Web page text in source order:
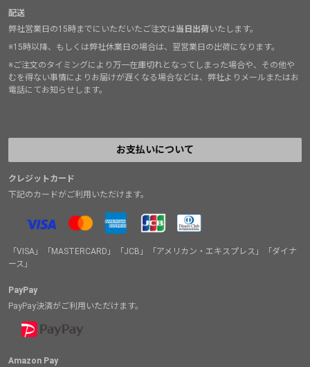
配送
弊社営業日の15時までにいただいたご注文は当日出荷いたします。
※15時以降、もしくは弊社休業日の場合は、翌営業日の出荷になります。
※ご注文のタイミングにより万一在庫切れとなってしまった場合や、その他や
むを得ない事情によりお届けが遅くなる場合などは、弊社よりメールまたはお
電話にてお知らせします。
お支払いについて
クレジットカード
下記のカードがご利用いただけます。
「VISA」「MASTERCARD」「JCB」「アメリカン・エキスプレス」「ダイナ
ース」
PayPay
PayPay決済がご利用いただけます。
Amazon Pay